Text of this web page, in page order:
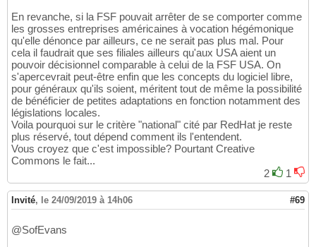
En revanche, si la FSF pouvait arrêter de se comporter comme
les grosses entreprises américaines à vocation hégémonique
qu'elle dénonce par ailleurs, ce ne serait pas plus mal. Pour
cela il faudrait que ses filiales ailleurs qu'aux USA aient un
pouvoir décisionnel comparable à celui de la FSF USA. On
s'apercevrait peut-être enfin que les concepts du logiciel libre,
pour généraux qu'ils soient, méritent tout de même la possibilité
de bénéficier de petites adaptations en fonction notamment des
législations locales.
Voila pourquoi sur le critère "national" cité par RedHat je reste
plus réservé, tout dépend comment ils l'entendent.
Vous croyez que c'est impossible? Pourtant Creative
Commons le fait...
2
1
Invité, le 24/09/2019 à 14h06 #69
@SofEvans